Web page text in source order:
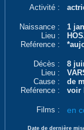
Activité :
Naissance :
1
Lieu :
Reférence :
Décès :
8
Lieu :
Cause :
de
Reférence :
voir
Films : en
Date de dernière